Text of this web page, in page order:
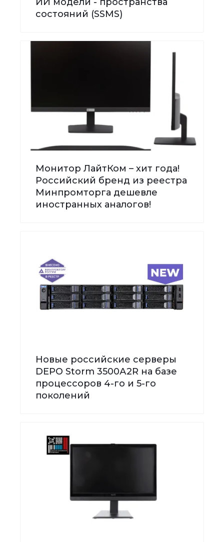
состояний (SSMS)
Монитор ЛайтКом – хит года!
Российский бренд из реестра
Минпромторга дешевле
иностранных аналогов!
Новые российские серверы
DEPO Storm 3500А2R на базе
процессоров 4-го и 5-го
поколений